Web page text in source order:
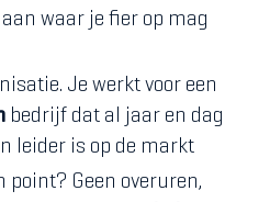
aan waar je fier op mag
Je werkt voor een
bedrijf dat al jaar en dag
leider is op de markt
point? Geen overuren,